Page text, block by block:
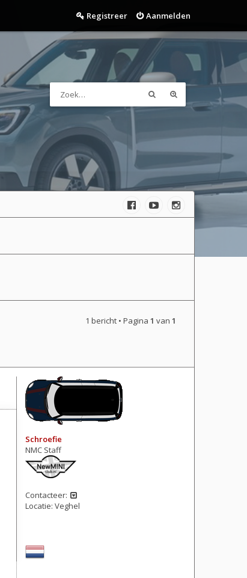
Aanmelden
Registreer
1 bericht • Pagina 1 van 1
Schroefie
NMC Staff
Contacteer:
Locatie: Veghel